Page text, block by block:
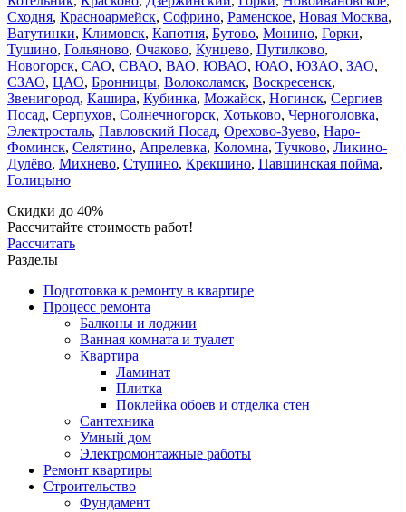
Сходня, Красноармейск, Софрино, Раменское, Новая Москва,
Ватутинки, Климовск, Капотня, Бутово, Монино, Горки,
Тушино, Гольяново, Очаково, Кунцево, Путилково,
Новогорск, САО, СВАО, ВАО, ЮВАО, ЮАО, ЮЗАО, ЗАО,
СЗАО, ЦАО, Бронницы, Волоколамск, Воскресенск,
Звенигород, Кашира, Кубинка, Можайск, Ногинск, Сергиев
Посад, Серпухов, Солнечногорск, Хотьково, Черноголовка,
Электросталь, Павловский Посад, Орехово-Зуево, Наро-
Фоминск, Селятино, Апрелевка, Коломна, Тучково, Ликино-
Дулёво, Михнево, Ступино, Крекшино, Павшинская пойма,
Голицыно
Скидки до 40%
Рассчитайте стоимость работ!
Рассчитать
Разделы
Подготовка к ремонту в квартире
Процесс ремонта
Балконы и лоджии
Ванная комната и туалет
Квартира
Ламинат
Плитка
Поклейка обоев и отделка стен
Сантехника
Умный дом
Электромонтажные работы
Ремонт квартиры
Строительство
Фундамент